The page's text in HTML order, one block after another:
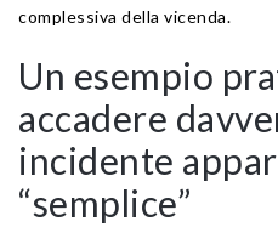
complessiva della vicenda.
Un esempio
accadere
incidente
“semplice”